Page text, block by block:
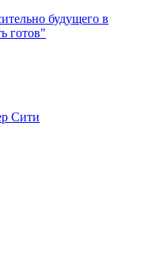
будущего в
готов"
Сити